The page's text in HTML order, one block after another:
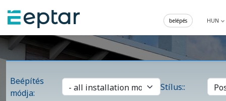
HUN
belépés
Beépítés
módja:
Stílus::